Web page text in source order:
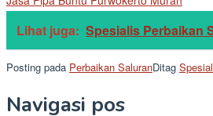
Lihat juga: Spesialis Perbaikan
Posting pada Perbaikan SaluranDitag
Navigasi pos